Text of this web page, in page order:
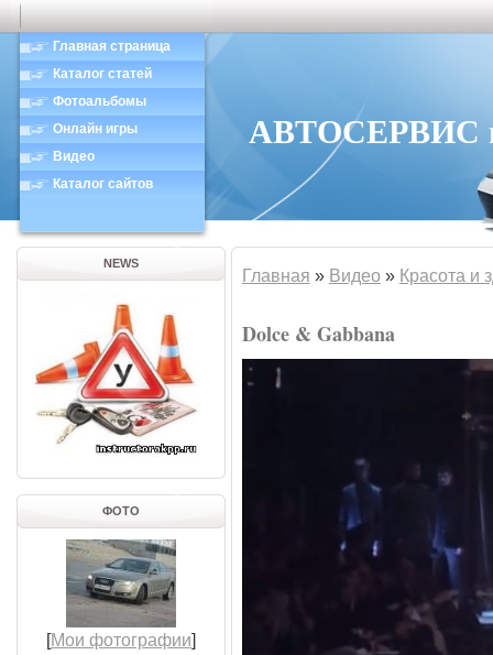
Главная страница
Каталог статей
Фотоальбомы
Онлайн игры
Видео
Каталог сайтов
АВТОСЕРВИС в
NEWS
ФОТО
[Мои фотографии]
Главная » Видео » Красота и
Dolce & Gabbana